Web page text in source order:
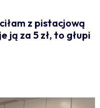
z pistacjową
ją za 5 zł, to głupi